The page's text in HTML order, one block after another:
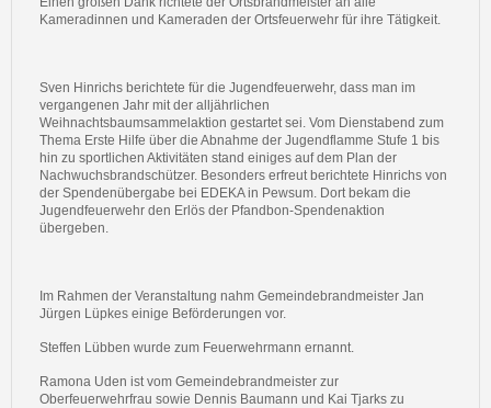
Kameradinnen und Kameraden der Ortsfeuerwehr für ihre Tätigkeit.
Sven Hinrichs berichtete für die Jugendfeuerwehr, dass man im
vergangenen Jahr mit der alljährlichen
Weihnachtsbaumsammelaktion gestartet sei. Vom Dienstabend zum
Thema Erste Hilfe über die Abnahme der Jugendflamme Stufe 1 bis
hin zu sportlichen Aktivitäten stand einiges auf dem Plan der
Nachwuchsbrandschützer. Besonders erfreut berichtete Hinrichs von
der Spendenübergabe bei EDEKA in Pewsum. Dort bekam die
Jugendfeuerwehr den Erlös der Pfandbon-Spendenaktion
übergeben.
Im Rahmen der Veranstaltung nahm Gemeindebrandmeister Jan
Jürgen Lüpkes einige Beförderungen vor.
Steffen Lübben wurde zum Feuerwehrmann ernannt.
Ramona Uden ist vom Gemeindebrandmeister zur
Oberfeuerwehrfrau sowie Dennis Baumann und Kai Tjarks zu